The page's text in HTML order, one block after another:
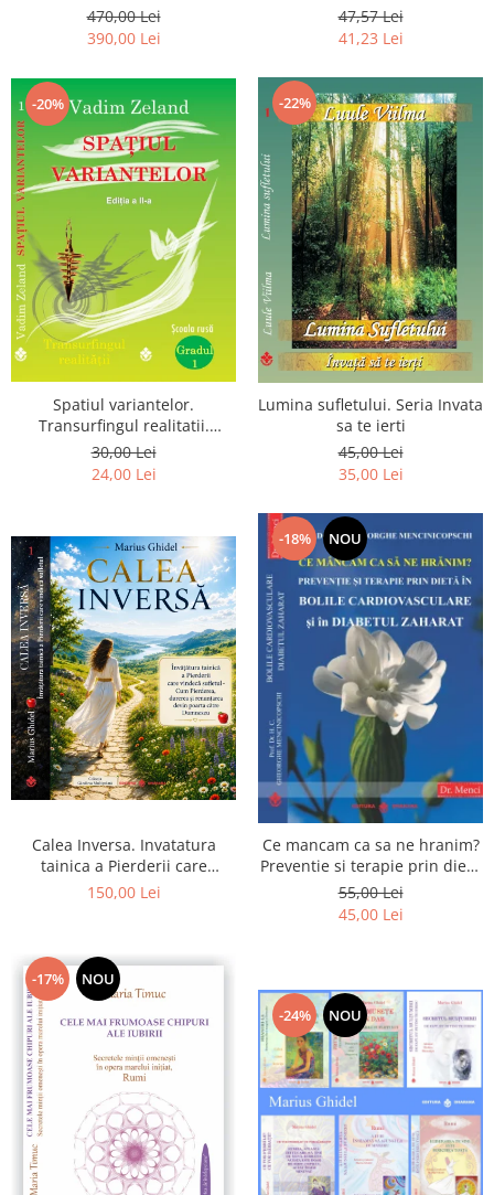
Luceafarului de Dimineata -
Gratuit)
470,00 Lei
390,00 Lei
chiar dragostea ta. Editia a 2-
a
47,57 Lei
41,23 Lei
-20%
Spatiul variantelor.
Transurfingul realitatii.
Gradul 1. Cum sa ne
dezvoltam intuitia si sa ne
30,00 Lei
24,00 Lei
-22%
Lumina sufletului. Seria Invata
sa te ierti
45,00 Lei
35,00 Lei
Calea Inversa. Invatatura
tainica a Pierderii care
vindeca sufletul - Cum
150,00 Lei
-18% NOU
Ce mancam ca sa ne hranim?
Preventie si terapie prin dieta
in bolile cardiovasculare si in
diabetul zaharat
55,00 Lei
45,00 Lei
-17% NOU
-24% NOU